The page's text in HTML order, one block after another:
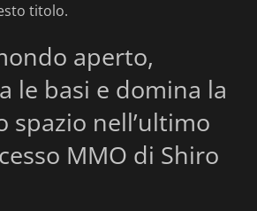
titolo.
aperto,
le basi e domina la
spazio nell’ultimo
MMO di Shiro